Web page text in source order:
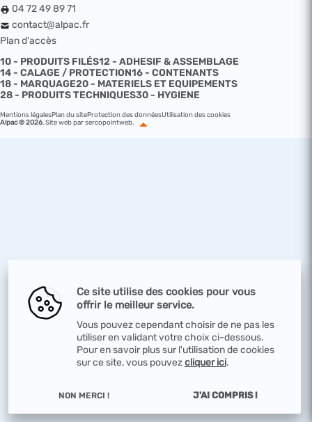
Ce site utilise des cookies pour vous
offrir le meilleur service.
Vous pouvez cependant choisir de ne pas les
utiliser en validant votre choix ci-dessous.
Pour en savoir plus sur l'utilisation de cookies
sur ce site, vous pouvezcliquer ici.
NON MERCI ! J'AI COMPRIS !
04 72 49 89 71
contact@alpac.fr
Plan d'accès
10 - PRODUITS FILÉS12 - ADHESIF & ASSEMBLAGE
14 - CALAGE / PROTECTION16 - CONTENANTS
18 - MARQUAGE20 - MATERIELS ET EQUIPEMENTS
28 - PRODUITS TECHNIQUES30 - HYGIENE
Mentions légalesPlan du siteProtection des donnéesUtilisation des cookies
Alpac © 2026 Site web par sercopointweb